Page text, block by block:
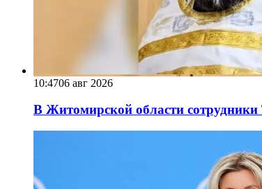
10:4706 авг 2026
В Житомирской области